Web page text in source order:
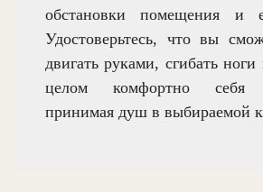
обстановки помещения и
Удостоверьтесь, что вы
двигать руками, сгибать
целом комфортно себя
принимая душ в выбираемой